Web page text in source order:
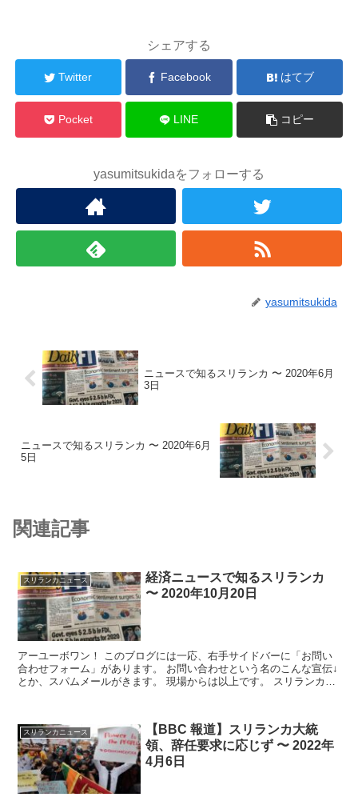
シェアする
Twitter Facebook はてブ
Pocket LINE コピー
yasumitsukidaをフォローする
yasumitsukida
ニュースで知るスリランカ 〜 2020年6月
3日
ニュースで知るスリランカ 〜 2020年6月
5日
関連記事
スリランカニュース
経済ニュースで知るスリランカ
〜 2020年10月20日
アーユーボワン！ このブログには一応、右手サイドバーに「お問い
合わせフォーム」があります。 お問い合わせという名のこんな宣伝↓
とか、スパムメールがきます。 現場からは以上です。 スリランカの
スリランカニュース
【BBC 報道】スリランカ大統
領、辞任要求に応じず 〜 2022年
4月6日